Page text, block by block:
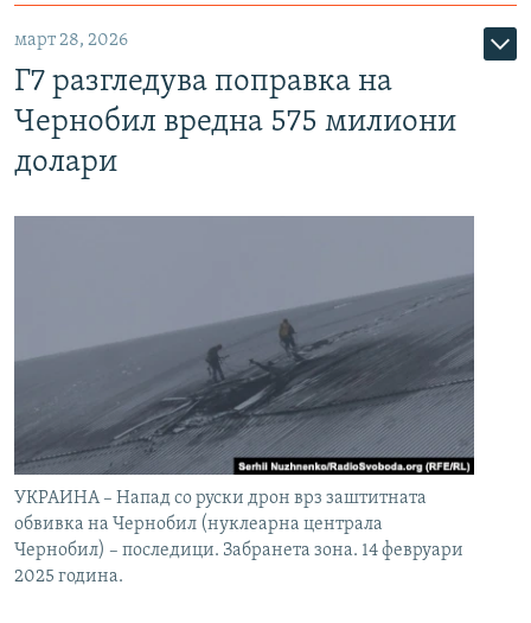
март 28, 2026
Г7 разгледува поправка на
Чернобил вредна 575 милиони
долари
УКРАИНА – Напад со руски дрон врз заштитната
обвивка на Чернобил (нуклеарна централа
Чернобил) – последици. Забранета зона. 14 февруари
2025 година.